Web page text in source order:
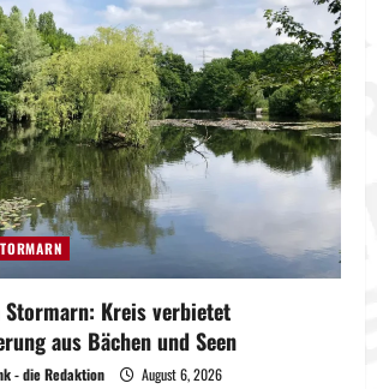
Kreis verbietet
aus Bächen und Seen
- die Redaktion August 6, 2026